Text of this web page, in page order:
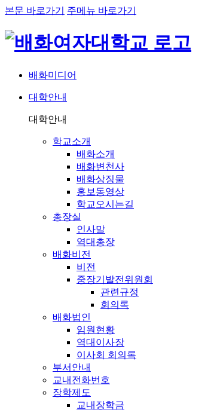
본문 바로가기 주메뉴 바로가기
배화미디어
네비게이션
대학안내
대학안내
학교소개
배화소개
배화변천사
배화상징물
홍보동영상
학교오시는길
총장실
인사말
역대총장
배화비전
비전
중장기발전위원회
관련규정
회의록
배화법인
임원현황
역대이사장
이사회 회의록
부서안내
교내전화번호
장학제도
교내장학금